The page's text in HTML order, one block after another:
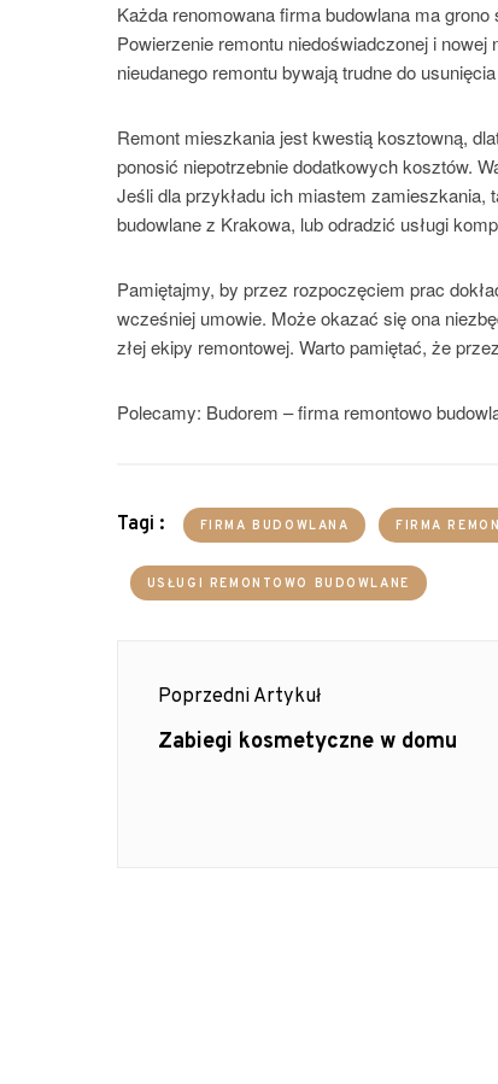
Każda renomowana firma budowlana ma
Powierzenie remontu niedoświadczonej i
nieudanego remontu bywają trudne do
Remont mieszkania jest kwestią kosztowną,
ponosić niepotrzebnie dodatkowych kosztów.
Jeśli dla przykładu ich miastem
budowlane z Krakowa, lub odradzić usługi
Pamiętajmy, by przez rozpoczęciem prac
wcześniej umowie. Może okazać się ona
złej ekipy remontowej. Warto pamiętać, że
Polecamy: Budorem – firma remontowo
Tagi : FIRMA BUDOWLANA FIRMA
USŁUGI REMONTOWO BUDOWLANE
Nawigacja
wpisu
Poprzedni Artykuł
Poprzedni
Zabiegi kosmetyczne w domu